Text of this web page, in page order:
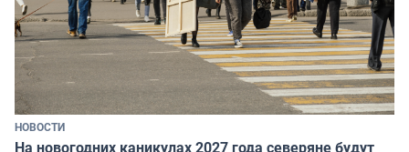
НОВОСТИ
На новогодних каникулах 2027 года северяне будут